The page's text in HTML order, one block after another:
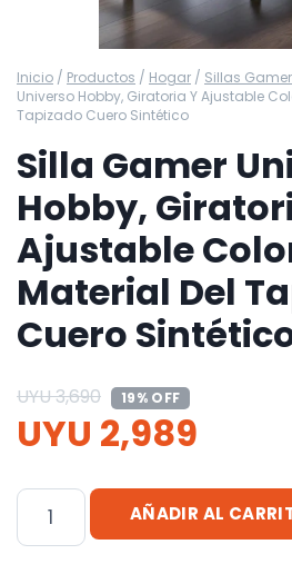
Inicio / Productos / Hogar / Sillas
Universo Hobby, Giratoria Y Ajustable
Tapizado Cuero Sintético
Silla Gamer
Hobby,
Ajustable
Material Del
Cuero
UYU3,690 19% OFF
UYU 2,989
Silla
Gamer
AÑADIR AL